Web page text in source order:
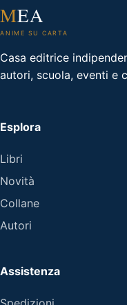
MEA
ANIME SU CARTA
Casa editrice
autori, scuola, eventi e
Esplora
Libri
Novità
Collane
Autori
Assistenza